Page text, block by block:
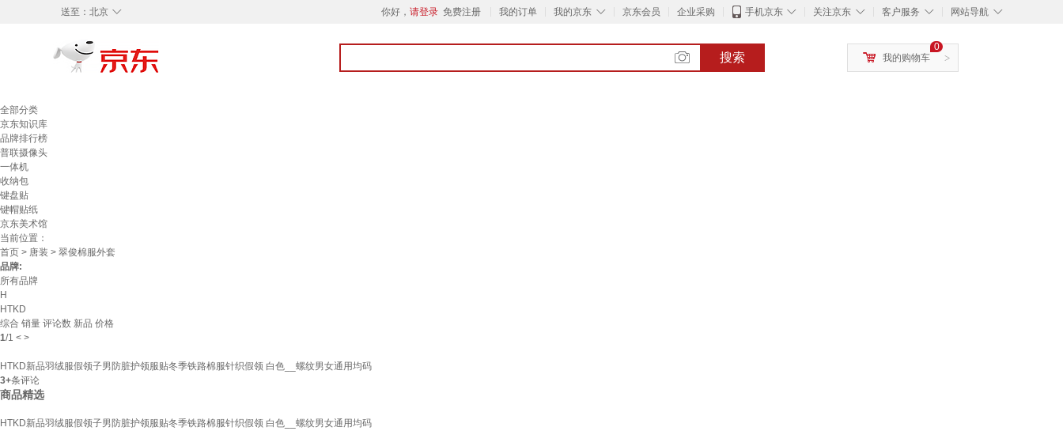
◇
送至： 北京 你好， 请登录 免费注册 我的订单 ◇
我的京东 京东会员 企业采购 ◇
手机京东 ◇
关注京东 ◇
客户服务 ◇
网站导航
搜索 >
0
我的购物车
全部分类
京东知识库
品牌排行榜
普联摄像头
一体机
收纳包
键盘贴
键帽贴纸
京东美术馆
当前位置：
首页 > 唐装 > 翠俊棉服外套
品牌:
所有品牌
H
HTKD
综合 销量 评论数 新品 价格
1/1 < >
HTKD新品羽绒服假领子男防脏护领服贴冬季铁路棉服针织假领 白色__螺纹男女通用均码
3+条评论
商品精选
HTKD新品羽绒服假领子男防脏护领服贴冬季铁路棉服针织假领 白色__螺纹男女通用均码